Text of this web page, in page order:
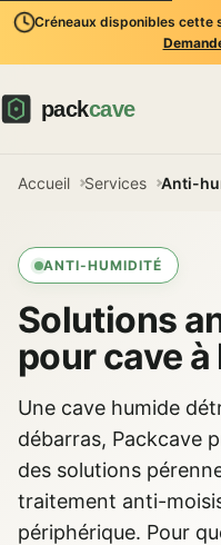
Créneaux disponibles cette
Accueil Services Anti-
ANTI-HUMIDITÉ
Solutions
pour cave à
Une cave humide
débarras, Packcave
des solutions
traitement anti-
périphérique. Pour